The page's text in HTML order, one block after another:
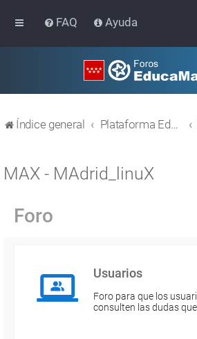
FAQ Ayuda
Índice general Plataforma Educativa EducaMadrid
MAX - MAdrid_linuX
Foro
Usuarios
Foro para que los
consulten las dudas